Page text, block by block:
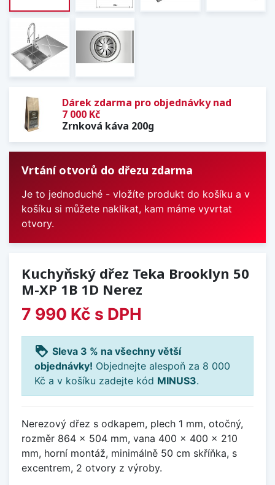
Dárek zdarma pro objednávky nad
7 000 Kč
Zrnková káva 200g
Vrtání otvorů do dřezu zdarma
Je to jednoduché - vložíte produkt do košíku a v
košíku si můžete naklikat, kam máme vyvrtat
otvory.
Kuchyňský dřez Teka Brooklyn 50
M-XP 1B 1D Nerez
7 990 Kč s DPH
loyalty Sleva 3 % na všechny větší
objednávky! Objednejte alespoň za 8 000
Kč a v košíku zadejte kód MINUS3.
Nerezový dřez s odkapem, plech 1 mm, otočný,
rozměr 864 x 504 mm, vana 400 x 400 x 210
mm, horní montáž, minimálně 50 cm skříňka, s
excentrem, 2 otvory z výroby.